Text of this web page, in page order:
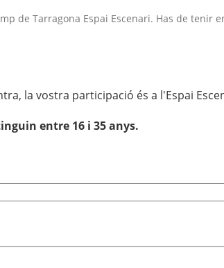
de Tarragona Espai Escenari. Has de tenir
la vostra participació és a l'Espai
entre 16 i 35 anys.